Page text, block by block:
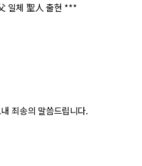
일체 聖人 출현 ***
죄송의 말씀드립니다.